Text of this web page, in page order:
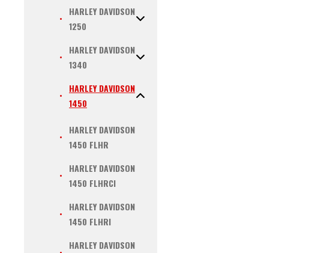
HARLEY DAVIDSON
1250
HARLEY DAVIDSON
1340
HARLEY DAVIDSON
1450
HARLEY DAVIDSON
1450 FLHR
HARLEY DAVIDSON
1450 FLHRCI
HARLEY DAVIDSON
1450 FLHRI
HARLEY DAVIDSON